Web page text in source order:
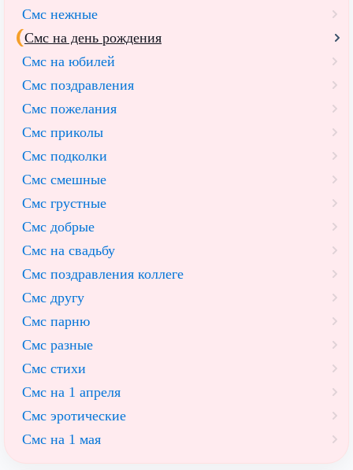
Смс нежные
Смс на день рождения
Смс на юбилей
Смс поздравления
Смс пожелания
Смс приколы
Смс подколки
Смс смешные
Смс грустные
Смс добрые
Смс на свадьбу
Смс поздравления коллеге
Смс другу
Смс парню
Смс разные
Смс стихи
Смс на 1 апреля
Смс эротические
Смс на 1 мая